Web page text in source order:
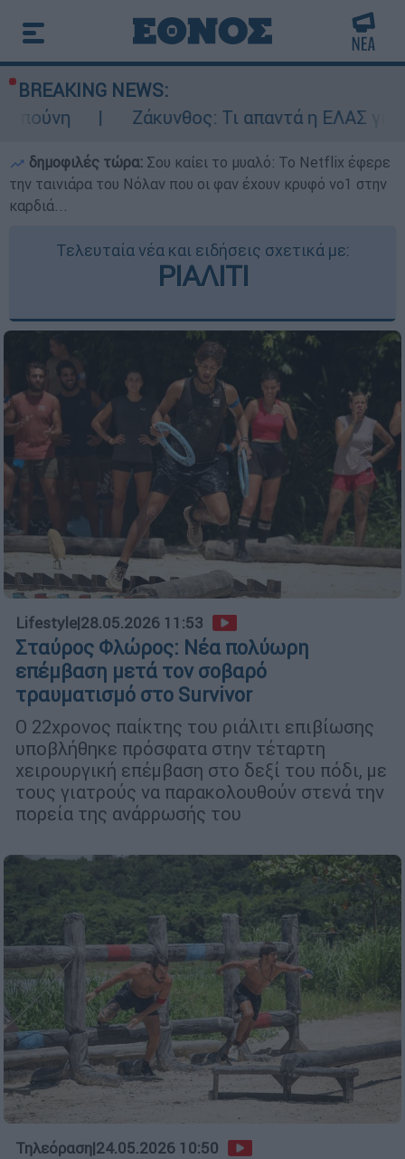
BREAKING NEWS:
Ζάκυνθος: Τι απαντά η ΕΛΑΣ για τους 8
δημοφιλές τώρα: Σου καίει το μυαλό: Το Netflix έφερε
την ταινιάρα του Νόλαν που οι φαν έχουν κρυφό νο1 στην
καρδιά...
Τελευταία νέα και ειδήσεις σχετικά με:
ΡΙΑΛΙΤΙ
Lifestyle|28.05.2026 11:53
Σταύρος Φλώρος: Νέα πολύωρη
επέμβαση μετά τον σοβαρό
τραυματισμό στο Survivor
Ο 22χρονος παίκτης του ριάλιτι επιβίωσης
υποβλήθηκε πρόσφατα στην τέταρτη
χειρουργική επέμβαση στο δεξί του πόδι, με
τους γιατρούς να παρακολουθούν στενά την
πορεία της ανάρρωσής του
Τηλεόραση|24.05.2026 10:50